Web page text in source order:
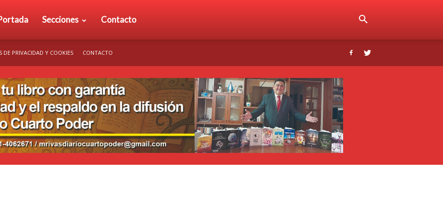
Secciones Contacto
DE PRIVACIDAD Y COOKIES CONTACTO